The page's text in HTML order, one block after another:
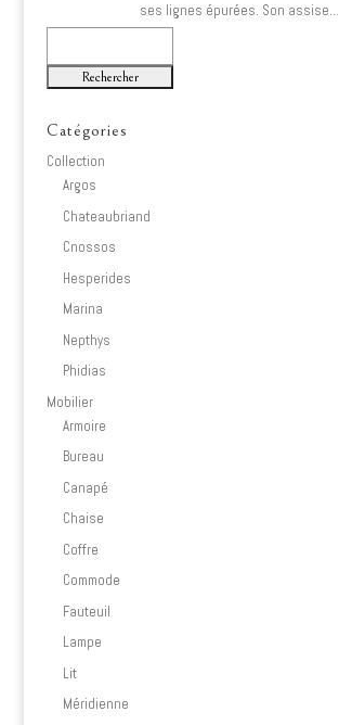
Rechercher
Catégories
Collection
Argos
Chateaubriand
Cnossos
Hesperides
Marina
Nepthys
Phidias
Mobilier
Armoire
Bureau
Canapé
Chaise
Coffre
Commode
Fauteuil
Lampe
Lit
Méridienne
ses lignes épurées. Son assise…
Lire plus